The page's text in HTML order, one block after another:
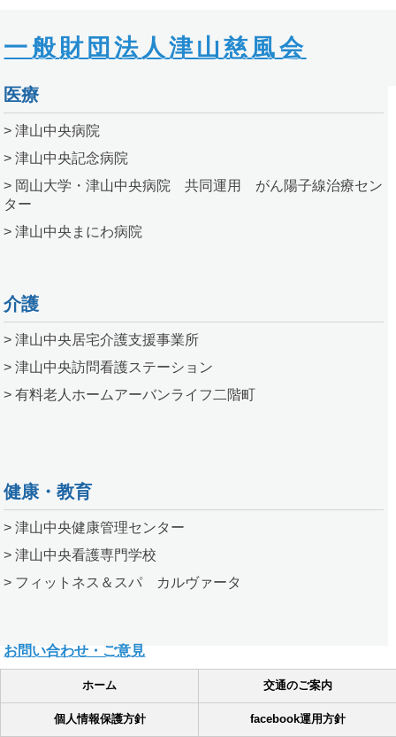
一般財団法人津山慈風会
医療
> 津山中央病院
> 津山中央記念病院
> 岡山大学・津山中央病院 共同運用 がん陽子線治療セン
ター
> 津山中央まにわ病院
介護
> 津山中央居宅介護支援事業所
> 津山中央訪問看護ステーション
> 有料老人ホームアーバンライフ二階町
健康・教育
> 津山中央健康管理センター
> 津山中央看護専門学校
> フィットネス＆スパ カルヴァータ
お問い合わせ・ご意見
ホーム 交通のご案内
個人情報保護方針 facebook運用方針